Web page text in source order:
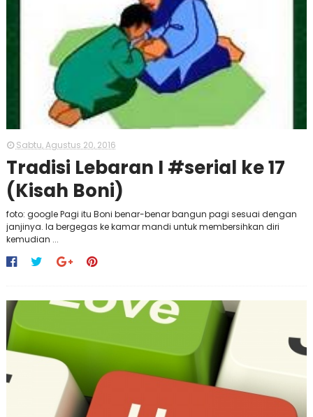
Sabtu, Agustus 20, 2016
Tradisi Lebaran I #serial ke 17
(Kisah Boni)
foto: google Pagi itu Boni benar-benar bangun pagi sesuai dengan
janjinya. Ia bergegas ke kamar mandi untuk membersihkan diri
kemudian ...